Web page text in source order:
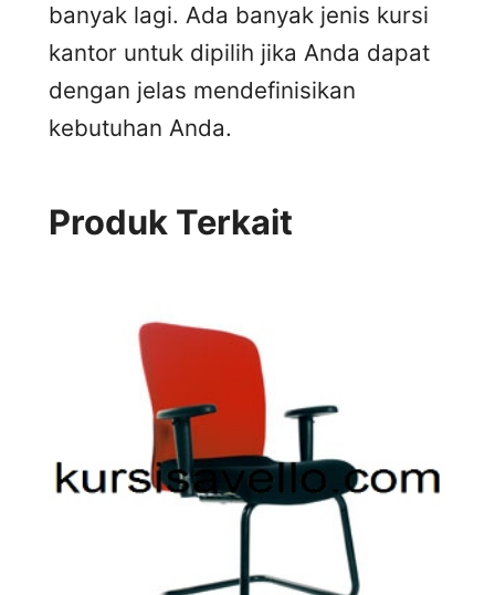
banyak lagi. Ada banyak jenis kursi
kantor untuk dipilih jika Anda dapat
dengan jelas mendefinisikan
kebutuhan Anda.
Produk Terkait